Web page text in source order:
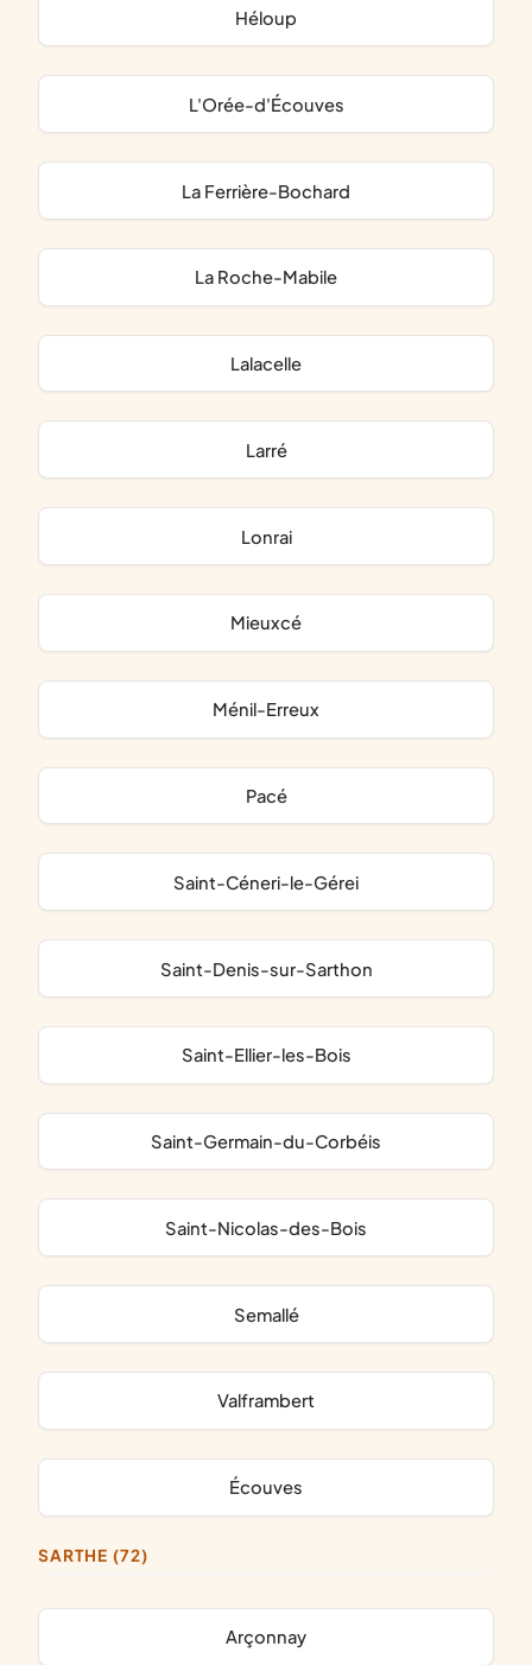
Héloup
L'Orée-d'Écouves
La Ferrière-Bochard
La Roche-Mabile
Lalacelle
Larré
Lonrai
Mieuxcé
Ménil-Erreux
Pacé
Saint-Céneri-le-Gérei
Saint-Denis-sur-Sarthon
Saint-Ellier-les-Bois
Saint-Germain-du-Corbéis
Saint-Nicolas-des-Bois
Semallé
Valframbert
Écouves
SARTHE (72)
Arçonnay